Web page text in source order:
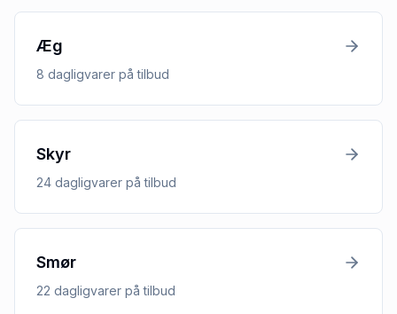
Æg
8 dagligvarer på tilbud
Skyr
24 dagligvarer på tilbud
Smør
22 dagligvarer på tilbud